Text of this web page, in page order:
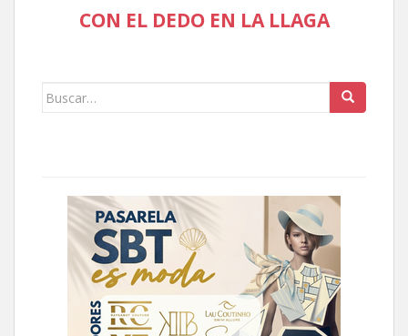
CON EL DEDO EN LA LLAGA
Buscar: